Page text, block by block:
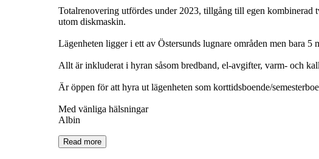
Totalrenovering utfördes under 2023, tillgång till egen
utom diskmaskin.
Lägenheten ligger i ett av Östersunds lugnare områden men bara 5
Allt är inkluderat i hyran såsom bredband, el-avgifter, varm- och
Är öppen för att hyra ut lägenheten som korttidsboende/
Med vänliga hälsningar
Albin
Read more